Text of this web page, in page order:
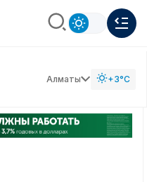
Алматы +3°C